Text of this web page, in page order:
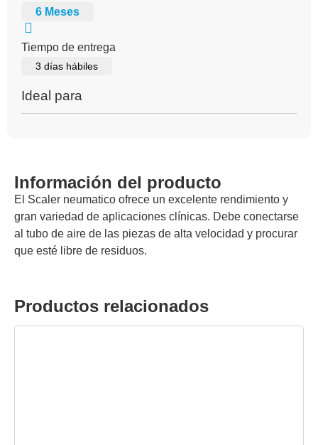
6 Meses
Tiempo de entrega
3 días hábiles
Ideal para
Información del producto
El Scaler neumatico ofrece un excelente rendimiento y
gran variedad de aplicaciones clínicas. Debe conectarse
al tubo de aire de las piezas de alta velocidad y procurar
que esté libre de residuos.
Productos relacionados